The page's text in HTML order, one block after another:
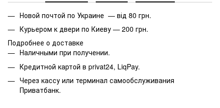
Новой почтой по Украине — від 80 грн.
Курьером к двери по Киеву — 200 грн.
Подробнее о доставке
Наличными при получении.
Кредитной картой в privat24, LiqPay.
Через кассу или терминал самообслуживания
Приватбанк.